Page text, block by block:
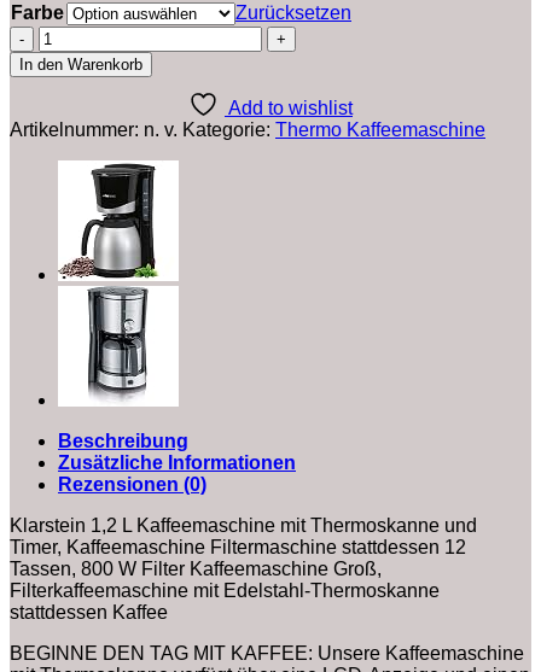
Farbe
Zurücksetzen
Klarstein
1,2
L
mit
und
Filtermaschine
Tassen,
Filterkaffeemaschine
mit
Thermoskanne
für
Kaffee
Menge
In den Warenkorb
Add to wishlist
Artikelnummer: n. v. Kategorie: Thermo Kaffeemaschine
Beschreibung
Zusätzliche Informationen
Rezensionen (0)
Klarstein 1,2 L Kaffeemaschine mit Thermoskanne und
Timer, Kaffeemaschine Filtermaschine stattdessen 12
Tassen, 800 W Filter Kaffeemaschine Groß,
Filterkaffeemaschine mit Edelstahl-Thermoskanne
stattdessen Kaffee
BEGINNE DEN TAG MIT KAFFEE: Unsere Kaffeemaschine